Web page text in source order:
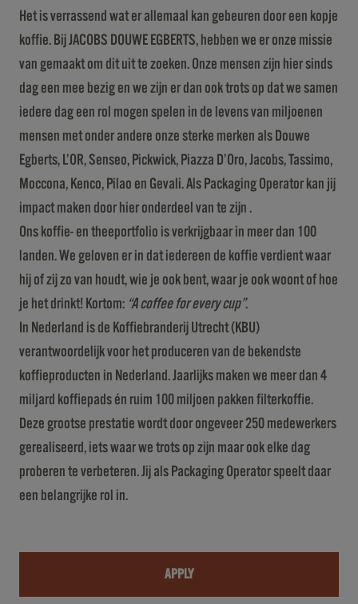
Het is verrassend wat er allemaal kan gebeuren door een kopje
koffie. Bij JACOBS DOUWE EGBERTS, hebben we er onze missie
van gemaakt om dit uit te zoeken. Onze mensen zijn hier sinds
dag een mee bezig en we zijn er dan ook trots op dat we samen
iedere dag een rol mogen spelen in de levens van miljoenen
mensen met onder andere onze sterke merken als Douwe
Egberts, L’OR, Senseo, Pickwick, Piazza D’Oro, Jacobs, Tassimo,
Moccona, Kenco, Pilao en Gevali. Als Packaging Operator kan jij
impact maken door hier onderdeel van te zijn .
Ons koffie- en theeportfolio is verkrijgbaar in meer dan 100
landen. We geloven er in dat iedereen de koffie verdient waar
hij of zij zo van houdt, wie je ook bent, waar je ook woont of hoe
je het drinkt! Kortom: “A coffee for every cup”.
In Nederland is de Koffiebranderij Utrecht (KBU)
verantwoordelijk voor het produceren van de bekendste
koffieproducten in Nederland. Jaarlijks maken we meer dan 4
miljard koffiepads én ruim 100 miljoen pakken filterkoffie.
Deze grootse prestatie wordt door ongeveer 250 medewerkers
gerealiseerd, iets waar we trots op zijn maar ook elke dag
proberen te verbeteren. Jij als Packaging Operator speelt daar
een belangrijke rol in.
APPLY